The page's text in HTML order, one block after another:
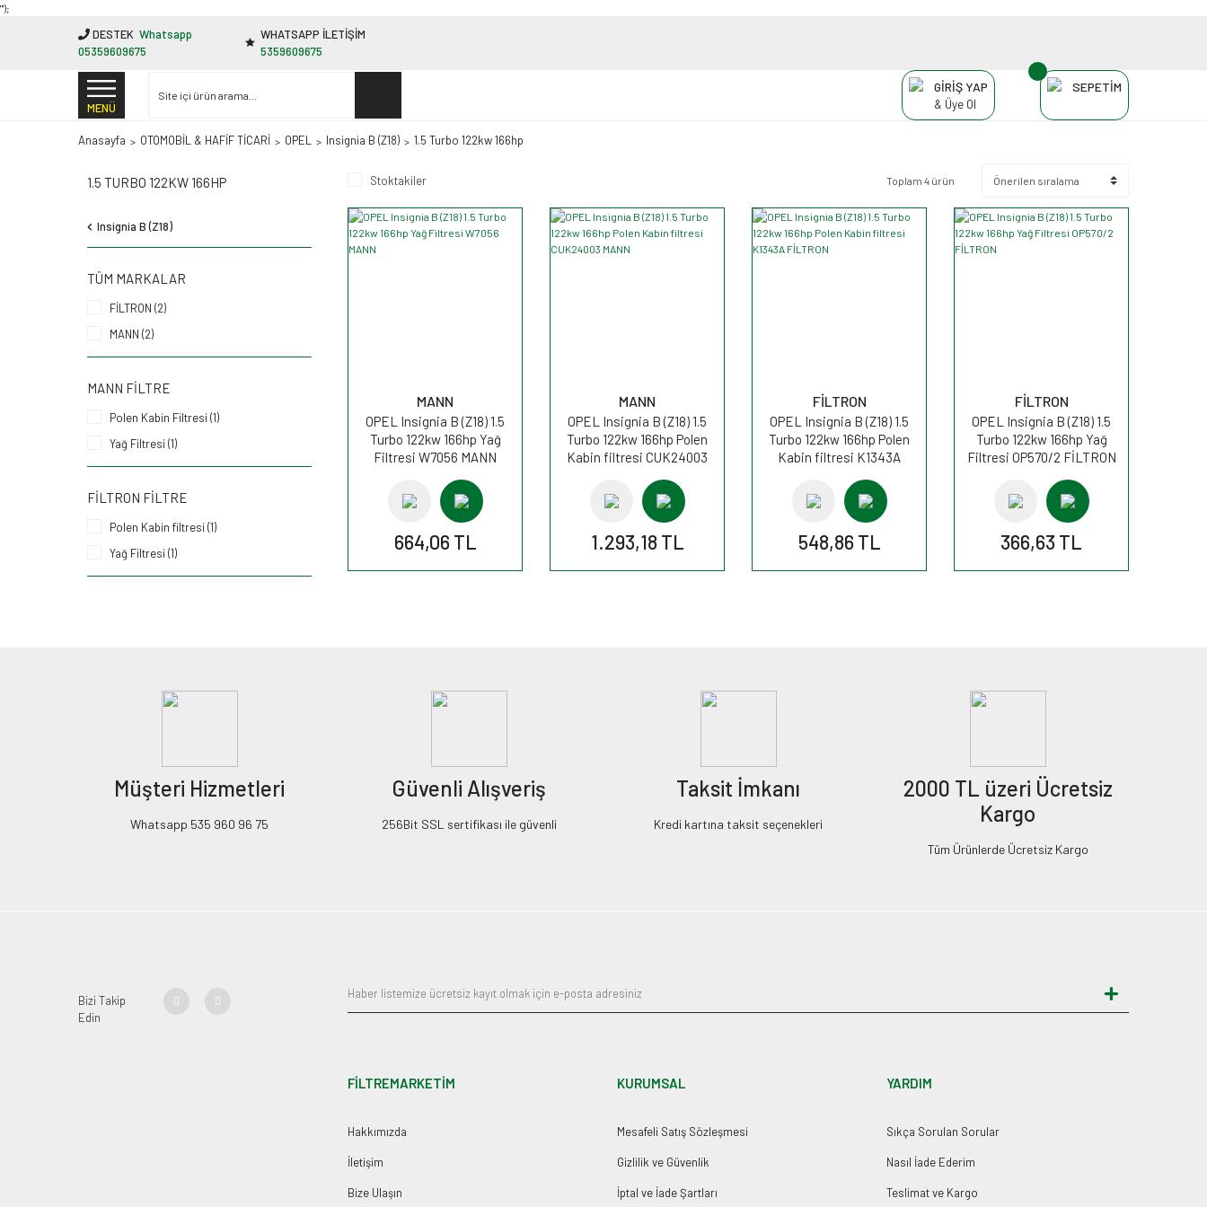
"');
DESTEK Whatsapp
05359609675
WHATSAPP İLETİŞİM
5359609675
MENÜ
GİRİŞ YAP
& Üye Ol
SEPETİM
Anasayfa OTOMOBİL & HAFİF TİCARİ OPEL Insignia B (Z18) 1.5 Turbo 122kw 166hp
1.5 TURBO 122KW 166HP
Insignia B (Z18)
TÜM MARKALAR
FİLTRON (2)
MANN (2)
MANN FILTRE
Polen Kabin Filtresi (1)
Yağ Filtresi (1)
FILTRON FILTRE
Polen Kabin filtresi (1)
Yağ Filtresi (1)
Stoktakiler Toplam 4 ürün
MANN
OPEL Insignia B (Z18) 1.5
Turbo 122kw 166hp Yağ
Filtresi W7056 MANN
664,06 TL
MANN
OPEL Insignia B (Z18) 1.5
Turbo 122kw 166hp Polen
Kabin filtresi CUK24003
1.293,18 TL
FİLTRON
OPEL Insignia B (Z18) 1.5
Turbo 122kw 166hp Polen
Kabin filtresi K1343A
548,86 TL
FİLTRON
OPEL Insignia B (Z18) 1.5
Turbo 122kw 166hp Yağ
Filtresi OP570/2 FİLTRON
366,63 TL
Müşteri Hizmetleri
Whatsapp 535 960 96 75
Güvenli Alışveriş
256Bit SSL sertifikası ile güvenli
Taksit İmkanı
Kredi kartına taksit seçenekleri
2000 TL üzeri Ücretsiz
Kargo
Tüm Ürünlerde Ücretsiz Kargo
Bizi Takip
Edin
FİLTREMARKETİM
Hakkımızda
İletişim
Bize Ulaşın
KURUMSAL
Mesafeli Satış Sözleşmesi
Gizlilik ve Güvenlik
İptal ve İade Şartları
YARDIM
Sıkça Sorulan Sorular
Nasıl İade Ederim
Teslimat ve Kargo